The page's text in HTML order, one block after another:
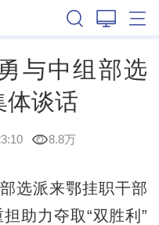
与中组部选
体谈话
8.8万
派来鄂挂职干部
担助力夺取“双胜利”